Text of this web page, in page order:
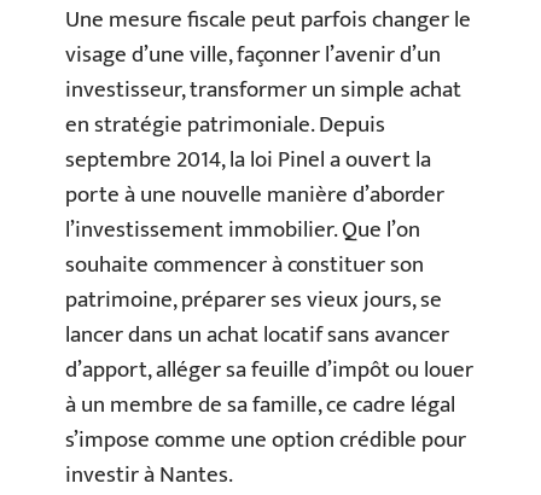
Une mesure fiscale peut parfois changer le
visage d’une ville, façonner l’avenir d’un
investisseur, transformer un simple achat
en stratégie patrimoniale. Depuis
septembre 2014, la loi Pinel a ouvert la
porte à une nouvelle manière d’aborder
l’investissement immobilier. Que l’on
souhaite commencer à constituer son
patrimoine, préparer ses vieux jours, se
lancer dans un achat locatif sans avancer
d’apport, alléger sa feuille d’impôt ou louer
à un membre de sa famille, ce cadre légal
s’impose comme une option crédible pour
investir à Nantes.